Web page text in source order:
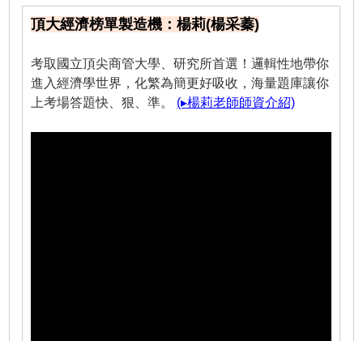
頂大經濟榜單製造機：楊莉(楊采蓁)
考取國立頂尖商管大學、研究所首選！邏輯性地帶你
進入經濟學世界，化繁為簡更好吸收，海量題庫讓你
上考場答題快、狠、準。 (▸楊莉老師師資介紹)